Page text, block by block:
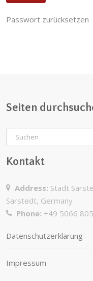
Passwort zurücksetzen
Seiten
Kontakt
Address: Stadt
Sarstedt, Germany
Phone: +49 5066
Datenschutzerklärung
Impressum